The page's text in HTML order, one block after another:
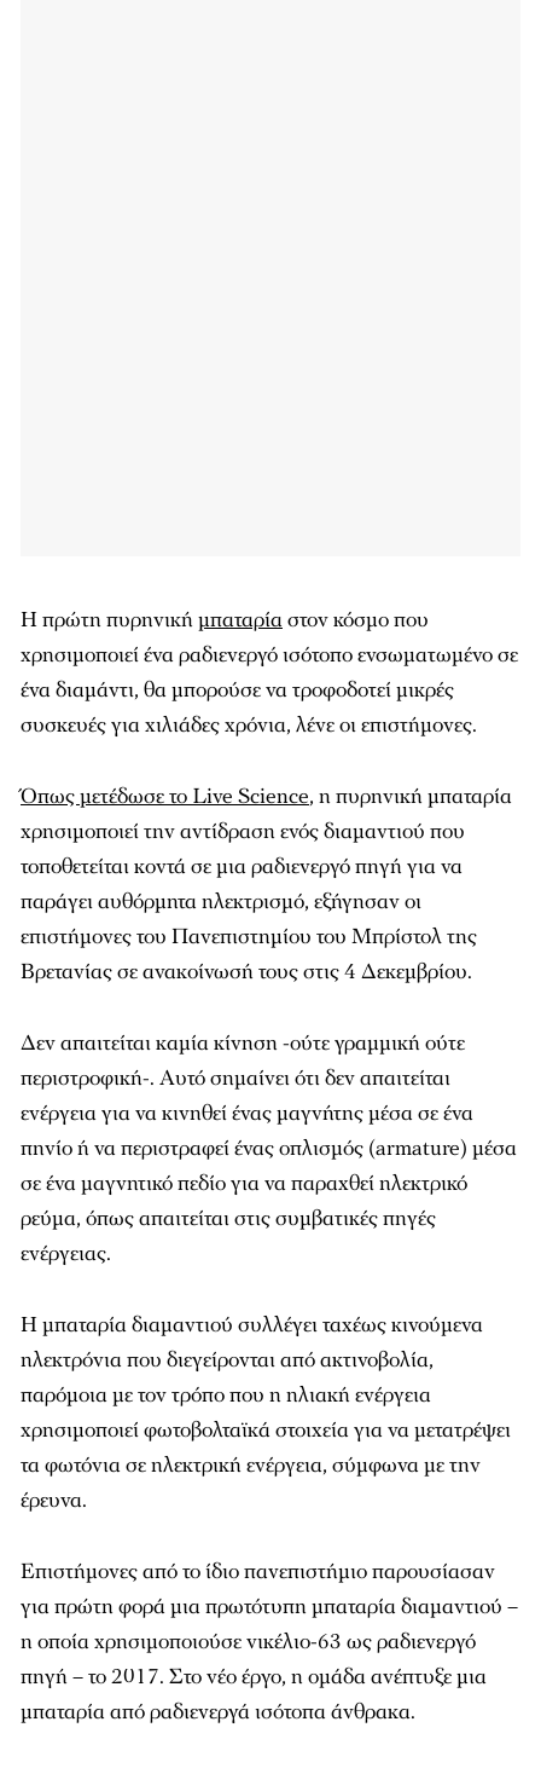
Η πρώτη πυρηνικήμπαταρίαστον κόσμο που
χρησιμοποιεί ένα ραδιενεργό ισότοπο ενσωματωμένο σε
ένα διαμάντι, θα μπορούσε να τροφοδοτεί μικρές
συσκευές για χιλιάδες χρόνια, λένε οι επιστήμονες.
Όπως μετέδωσε το Live Science, η πυρηνική μπαταρία
χρησιμοποιεί την αντίδραση ενός διαμαντιού που
τοποθετείται κοντά σε μια ραδιενεργό πηγή για να
παράγει αυθόρμητα ηλεκτρισμό, εξήγησαν οι
επιστήμονες του Πανεπιστημίου του Μπρίστολ της
Βρετανίας σε ανακοίνωσή τους στις 4 Δεκεμβρίου.
Δεν απαιτείται καμία κίνηση -ούτε γραμμική ούτε
περιστροφική-. Αυτό σημαίνει ότι δεν απαιτείται
ενέργεια για να κινηθεί ένας μαγνήτης μέσα σε ένα
πηνίο ή να περιστραφεί ένας οπλισμός (armature) μέσα
σε ένα μαγνητικό πεδίο για να παραχθεί ηλεκτρικό
ρεύμα, όπως απαιτείται στις συμβατικές πηγές
ενέργειας.
Η μπαταρία διαμαντιού συλλέγει ταχέως κινούμενα
ηλεκτρόνια που διεγείρονται από ακτινοβολία,
παρόμοια με τον τρόπο που η ηλιακή ενέργεια
χρησιμοποιεί φωτοβολταϊκά στοιχεία για να μετατρέψει
τα φωτόνια σε ηλεκτρική ενέργεια, σύμφωνα με την
έρευνα.
Επιστήμονες από το ίδιο πανεπιστήμιο παρουσίασαν
για πρώτη φορά μια πρωτότυπη μπαταρία διαμαντιού –
η οποία χρησιμοποιούσε νικέλιο-63 ως ραδιενεργό
πηγή – το 2017. Στο νέο έργο, η ομάδα ανέπτυξε μια
μπαταρία από ραδιενεργά ισότοπα άνθρακα.